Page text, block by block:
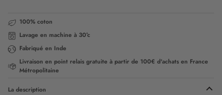
100% coton
Lavage en machine à 30°c
Fabriqué en Inde
Livraison en point relais gratuite à partir de 100€ d'achats en France
Métropolitaine
La description